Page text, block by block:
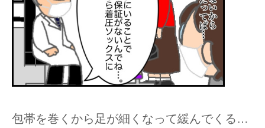
包帯を巻くから足が細くなって緩んでくる…